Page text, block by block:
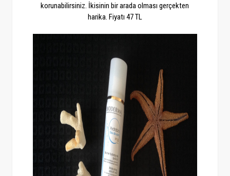
korunabilirsiniz. İkisinin bir arada olması gerçekten
harika. Fiyatı 47 TL